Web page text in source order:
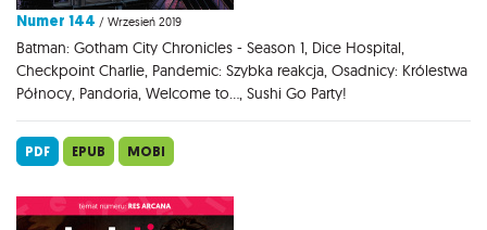
Numer 144 / Wrzesień 2019
Batman: Gotham City Chronicles - Season 1, Dice Hospital,
Checkpoint Charlie, Pandemic: Szybka reakcja, Osadnicy: Królestwa
Północy, Pandoria, Welcome to..., Sushi Go Party!
PDF EPUB MOBI